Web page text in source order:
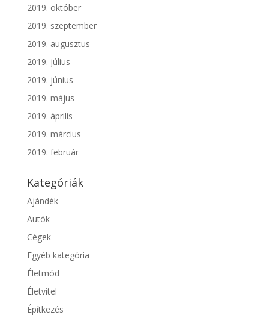
2019. október
2019. szeptember
2019. augusztus
2019. július
2019. június
2019. május
2019. április
2019. március
2019. február
Kategóriák
Ajándék
Autók
Cégek
Egyéb kategória
Életmód
Életvitel
Építkezés